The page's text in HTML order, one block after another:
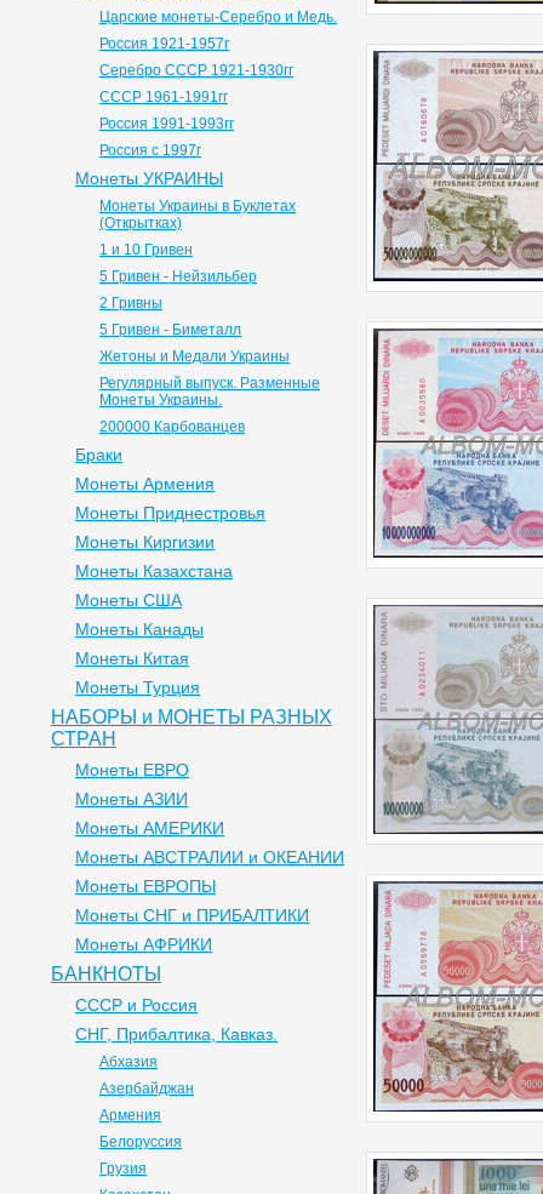
Царские монеты-Серебро и Медь.
Россия 1921-1957г
Серебро СССР 1921-1930гг
СССР 1961-1991гг
Россия 1991-1993гг
Россия с 1997г
Монеты УКРАИНЫ
Монеты Украины в Буклетах
(Открытках)
1 и 10 Гривен
5 Гривен - Нейзильбер
2 Гривны
5 Гривен - Биметалл
Жетоны и Медали Украины
Регулярный выпуск. Разменные
Монеты Украины.
200000 Карбованцев
Браки
Монеты Армения
Монеты Приднестровья
Монеты Киргизии
Монеты Казахстана
Монеты США
Монеты Канады
Монеты Китая
Монеты Турция
НАБОРЫ и МОНЕТЫ РАЗНЫХ
СТРАН
Монеты ЕВРО
Монеты АЗИИ
Монеты АМЕРИКИ
Монеты АВСТРАЛИИ и ОКЕАНИИ
Монеты ЕВРОПЫ
Монеты СНГ и ПРИБАЛТИКИ
Монеты АФРИКИ
БАНКНОТЫ
СССР и Россия
СНГ, Прибалтика, Кавказ.
Абхазия
Азербайджан
Армения
Белоруссия
Грузия